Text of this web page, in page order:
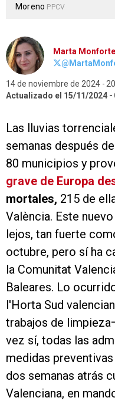
Moreno PPCV
Marta
14 de noviembre de 2024
Actualizado el 15/11/2024
Las lluvias
semanas después
80 municipios y
grave de Europa
mortales, 215 de
València. Este
lejos, tan fuerte
octubre, pero sí ha
la Comunitat
Baleares. Lo
l'Horta Sud
trabajos de
vez sí, todas las
medidas
dos semanas atrás
Valenciana, en